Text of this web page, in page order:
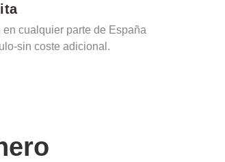
cualquier parte de España
sin coste adicional.